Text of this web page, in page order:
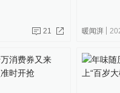
21 暖闻湃